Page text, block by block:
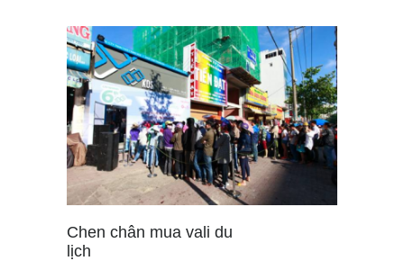
Chen chân mua vali du
lịch